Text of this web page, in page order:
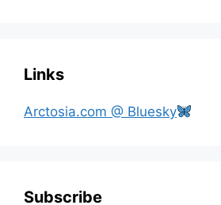
Links
Arctosia.com @ Bluesky
Subscribe